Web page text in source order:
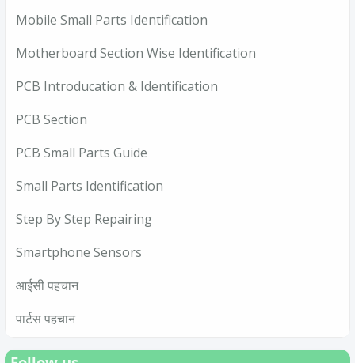
Mobile Small Parts Identification
Motherboard Section Wise Identification
PCB Introducation & Identification
PCB Section
PCB Small Parts Guide
Small Parts Identification
Step By Step Repairing
Smartphone Sensors
आईसी पहचान
पार्टस पहचान